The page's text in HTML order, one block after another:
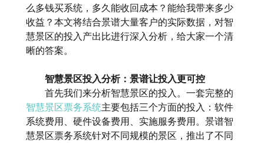
么多钱买系统，多久能收回成本？能给我带来多少
收益？本文将结合景谱大量客户的实际数据，对智
慧景区的投入产出比进行深入分析，给大家一个清
晰的答案。
智慧景区投入分析：景谱让投入更可控
首先我们来分析智慧景区的投入。一套完整的
智慧景区票务系统主要包括三个方面的投入：软件
系统费用、硬件设备费用、实施服务费用。景谱智
慧景区票务系统针对不同规模的景区，推出了不同